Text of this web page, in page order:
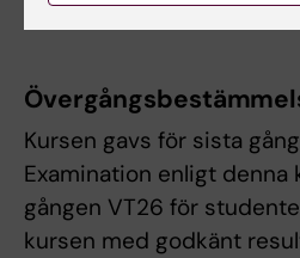
Kursen gavs för sista
Examination enligt denna
gången VT26 för
kursen med godkänt